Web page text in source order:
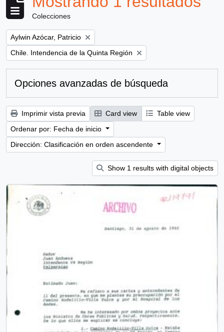
Colecciones
Remove filter:
Aylwin Azócar, Patricio
Remove filter:
Chile. Intendencia de la Quinta Región
Opciones avanzadas de búsqueda
Imprimir vista previa Card view
Table view
Ordenar por: Fecha de inicio
Dirección: Clasificación en orden ascendente
Show 1 results with digital objects